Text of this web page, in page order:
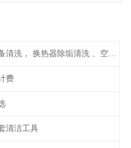
工业设备清洗， 换热器除垢清洗 、空调清洗等
费
清洁工具